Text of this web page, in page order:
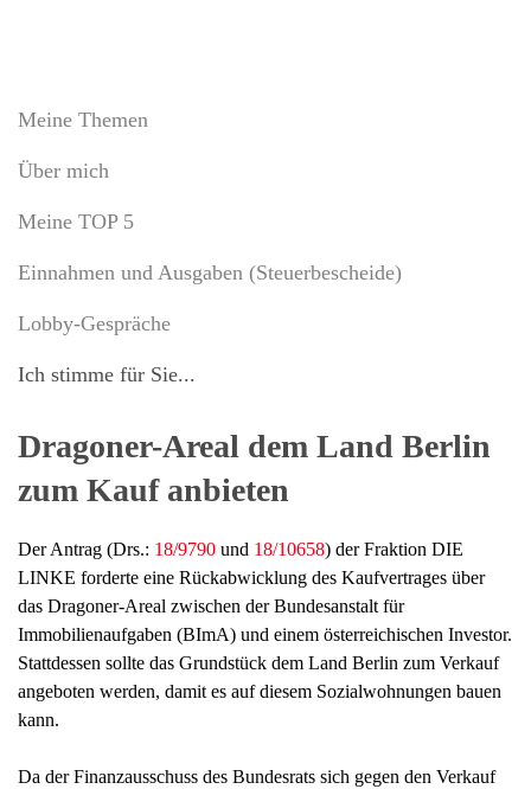
Meine Themen
Über mich
Meine TOP 5
Einnahmen und Ausgaben (Steuerbescheide)
Lobby-Gespräche
Ich stimme für Sie...
Dragoner-Areal dem Land Berlin
zum Kauf anbieten
Der Antrag (Drs.: 18/9790 und 18/10658) der Fraktion DIE
LINKE forderte eine Rückabwicklung des Kaufvertrages über
das Dragoner-Areal zwischen der Bundesanstalt für
Immobilienaufgaben (BImA) und einem österreichischen Investor.
Stattdessen sollte das Grundstück dem Land Berlin zum Verkauf
angeboten werden, damit es auf diesem Sozialwohnungen bauen
kann.
Da der Finanzausschuss des Bundesrats sich gegen den Verkauf